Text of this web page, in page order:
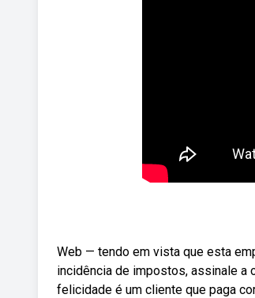
Web — tendo em vista que esta
incidência de impostos, assinale a
felicidade é um cliente que paga